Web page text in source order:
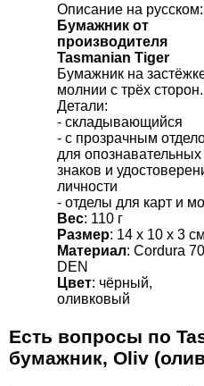
Описание на русском:
Бумажник от
производителя
Tasmanian Tiger
Бумажник на
молнии с трёх сторон.
Детали:
- складывающийся
- с прозрачным
для опознавательных
знаков и
личности
- отделы для карт и
Вес: 110 г
Размер: 14 х 10 х 3 см
Материал: Cordura
DEN
Цвет: чёрный,
оливковый
Есть вопросы по
бумажник, Oliv